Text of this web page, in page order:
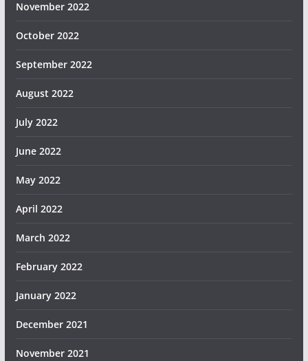
November 2022
October 2022
September 2022
August 2022
July 2022
June 2022
May 2022
April 2022
March 2022
February 2022
January 2022
December 2021
November 2021